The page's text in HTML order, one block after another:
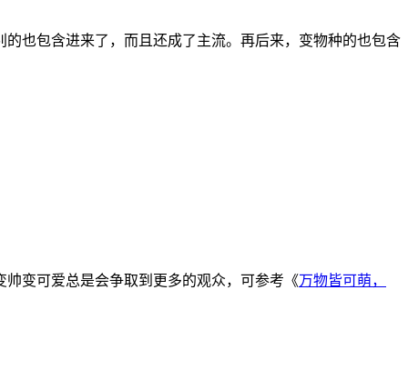
也包含进来了，而且还成了主流。再后来，变物种的也包含
变可爱总是会争取到更多的观众，可参考《万物皆可萌，